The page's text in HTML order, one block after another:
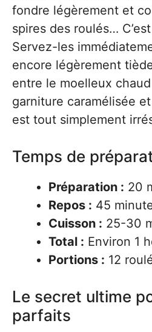
fondre légèrement et
spires des roulés…
Servez-les
encore légèrement
entre le moelleux
garniture caramélisée
est tout simplement
Temps de
Préparation : 20
Repos : 45
Cuisson : 25-30
Total : Environ 1
Portions : 12
Le secret ultime
parfaits